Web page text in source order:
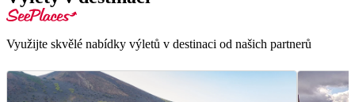
Využijte skvělé nabídky výletů v destinaci od našich partnerů